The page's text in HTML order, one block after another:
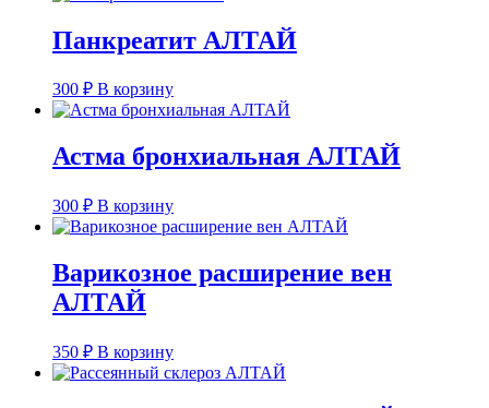
Панкреатит АЛТАЙ
300 ₽ В корзину
Астма бронхиальная АЛТАЙ
300 ₽ В корзину
Варикозное расширение вен
АЛТАЙ
350 ₽ В корзину